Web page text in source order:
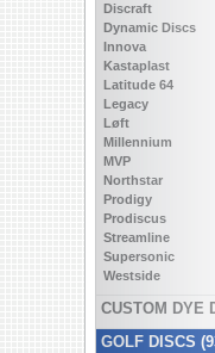
Discraft
Dynamic Discs
Innova
Kastaplast
Latitude 64
Legacy
Løft
Millennium
MVP
Northstar
Prodigy
Prodiscus
Streamline
Supersonic
Westside
CUSTOM DYE
GOLF DISCS